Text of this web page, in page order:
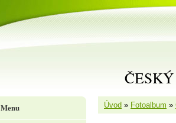
Úvod » Fotoalbum »
Menu